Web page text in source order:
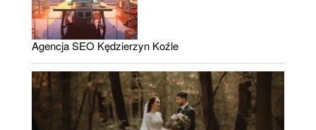
Agencja SEO Kędzierzyn Koźle